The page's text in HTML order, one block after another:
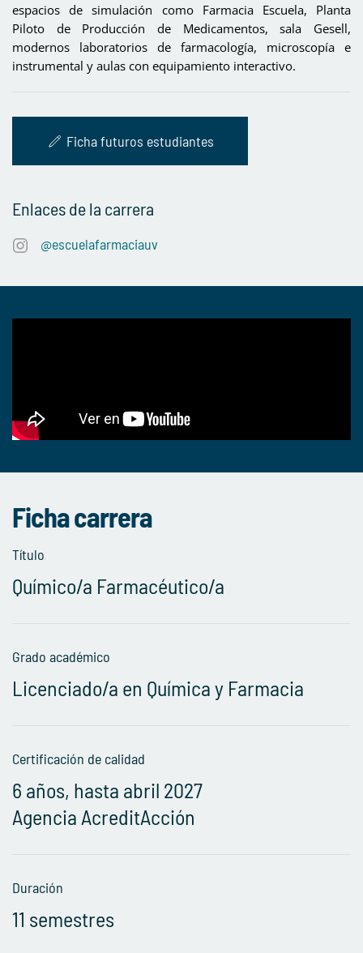
espacios de simulación como Farmacia Escuela, Planta
Piloto de Producción de Medicamentos, sala Gesell,
modernos laboratorios de farmacología, microscopía e
instrumental y aulas con equipamiento interactivo.
Ficha futuros estudiantes
Enlaces de la carrera
@escuelafarmaciauv
Ficha carrera
Título
Químico/a Farmacéutico/a
Grado académico
Licenciado/a en Química y Farmacia
Certificación de calidad
6 años, hasta abril 2027
Agencia AcreditAcción
Duración
11 semestres